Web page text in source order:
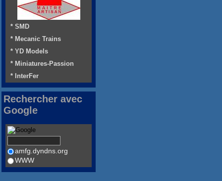
* SMD
* Mecanic Trains
* YD Models
* Miniatures-Passion
* InterFer
Rechercher avec
Google
amfg.dyndns.org
WWW